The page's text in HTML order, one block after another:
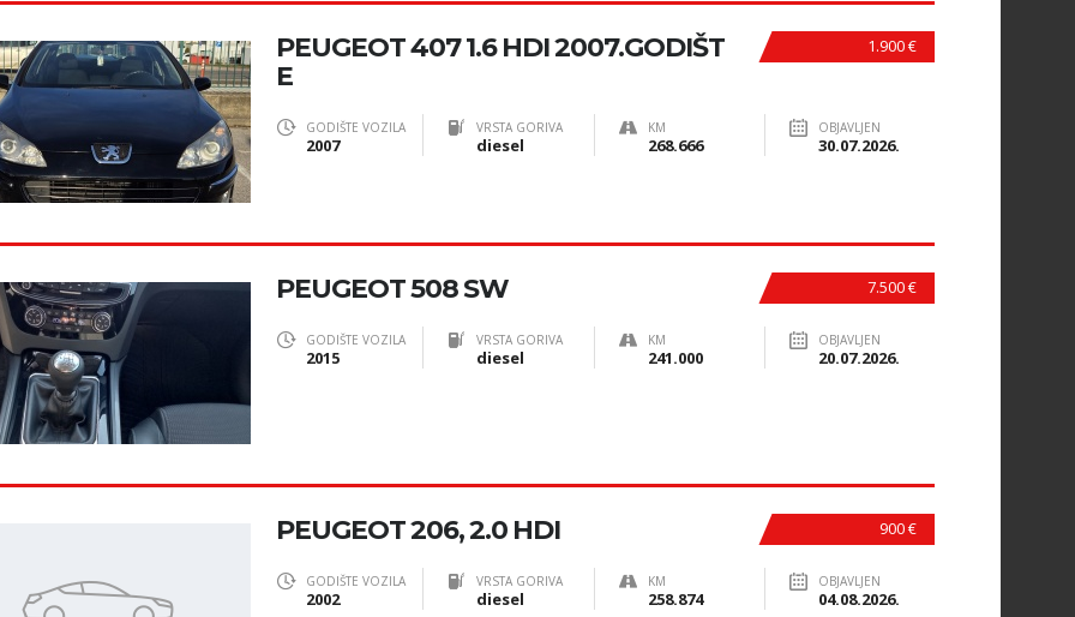
1.900 €
PEUGEOT 407 1.6 HDI 2007.GODIŠT
E
GODIŠTE VOZILA
2007
VRSTA GORIVA
diesel
KM
268.666
OBJAVLJEN
30.07.2026.
7.500 €
PEUGEOT 508 SW
GODIŠTE VOZILA
2015
VRSTA GORIVA
diesel
KM
241.000
OBJAVLJEN
20.07.2026.
900 €
PEUGEOT 206, 2.0 HDI
GODIŠTE VOZILA
2002
VRSTA GORIVA
diesel
KM
258.874
OBJAVLJEN
04.08.2026.